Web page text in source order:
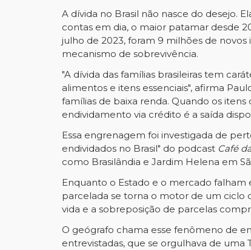
A dívida no Brasil não nasce do desejo.
contas em dia, o maior patamar desde
julho de 2023, foram 9 milhões de
mecanismo de sobrevivência.
"A dívida das famílias brasileiras tem
alimentos e itens essenciais", afirma
famílias de baixa renda. Quando os
endividamento via crédito é a saída
Essa engrenagem foi investigada de
endividados no Brasil" do podcast Café
como Brasilândia e Jardim Helena em
Enquanto o Estado e o mercado
parcelada se torna o motor de um ciclo
vida e a sobreposição de parcelas
O geógrafo chama esse fenômeno de
entrevistadas, que se orgulhava de